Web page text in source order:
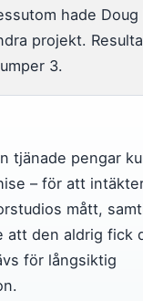
hade Doug
projekt.
3.
tjänade pengar
– för att
mått,
att den aldrig fick
för långsiktig